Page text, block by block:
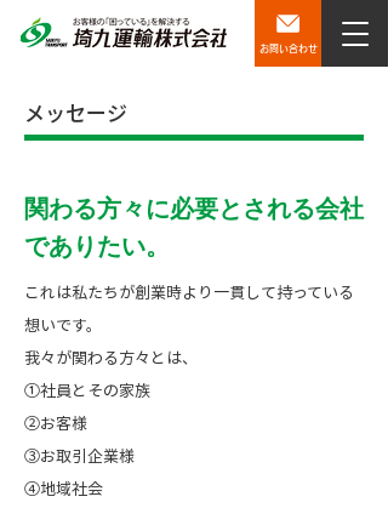
お問い合わせ
メッセージ
関わる方々に必要とされる会社
でありたい。
これは私たちが創業時より一貫して持っている
想いです。
我々が関わる方々とは、
①社員とその家族
②お客様
③お取引企業様
④地域社会